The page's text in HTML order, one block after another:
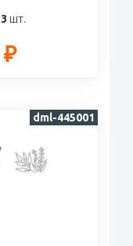
шт.
₽
dml-445001